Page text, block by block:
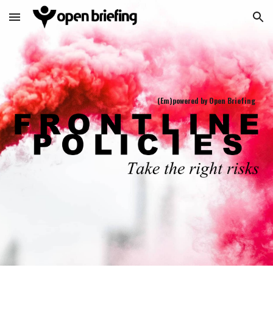
Skip to main content Skip to navigation
(Em)powered by Open Briefing